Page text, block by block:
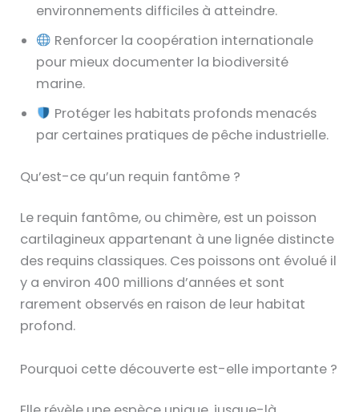
environnements difficiles à atteindre.
Renforcer la coopération internationale
pour mieux documenter la biodiversité
marine.
Protéger les habitats profonds menacés
par certaines pratiques de pêche industrielle.
Qu’est-ce qu’un requin fantôme ?
Le requin fantôme, ou chimère, est un poisson
cartilagineux appartenant à une lignée distincte
des requins classiques. Ces poissons ont évolué il
y a environ 400 millions d’années et sont
rarement observés en raison de leur habitat
profond.
Pourquoi cette découverte est-elle importante ?